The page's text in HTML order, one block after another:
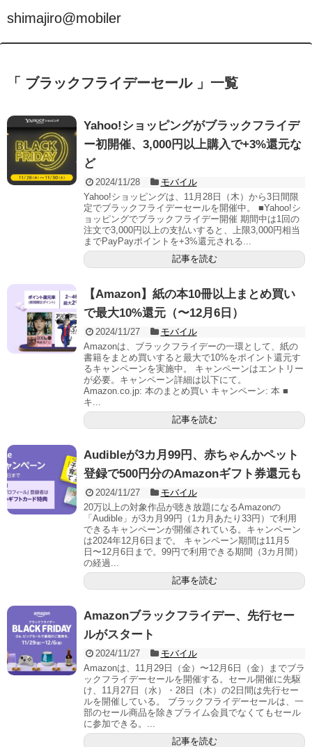
shimajiro@mobiler
「 ブラックフライデーセール 」一覧
Yahoo!ショッピングがブラックフライデ
ー初開催、3,000円以上購入で+3%還元な
ど
2024/11/28
モバイル
Yahoo!ショッピングは、11月28日（木）から3日間限
定でブラックフライデーセールを開催中。 ■Yahoo!シ
ョッピングでブラックフライデー開催 期間中は1回の
注文で3,000円以上の支払いすると、上限3,000円相当
までPayPayポイントを+3%還元される...
記事を読む
【Amazon】紙の本10冊以上まとめ買い
で最大10%還元（〜12月6日）
2024/11/27
モバイル
Amazonは、ブラックフライデーの一環として、紙の
書籍をまとめ買いすると最大で10%をポイント還元す
るキャンペーンを実施中。 キャンペーンはエントリー
が必要。キャンペーン詳細は以下にて。
Amazon.co.jp: 本のまとめ買い キャンペーン: 本 ■
キ...
記事を読む
Audibleが3カ月99円、赤ちゃんかペット
登録で500円分のAmazonギフト券還元も
2024/11/27
モバイル
20万以上の対象作品が聴き放題になるAmazonの
「Audible」が3カ月99円（1カ月あたり33円）で利用
できるキャンペーンが開催されている。キャンペーン
は2024年12月6日まで。 キャンペーン期間は11月5
日〜12月6日まで。99円で利用できる期間（3カ月間）
の経過...
記事を読む
Amazonブラックフライデー、先行セー
ルがスタート
2024/11/27
モバイル
Amazonは、11月29日（金）〜12月6日（金）までブラ
ックフライデーセールを開催する。セール開催に先駆
け、11月27日（水）・28日（木）の2日間は先行セー
ルを開催している。 ブラックフライデーセールは、一
部のセール商品を除きプライム会員でなくてもセール
に参加できる。...
記事を読む